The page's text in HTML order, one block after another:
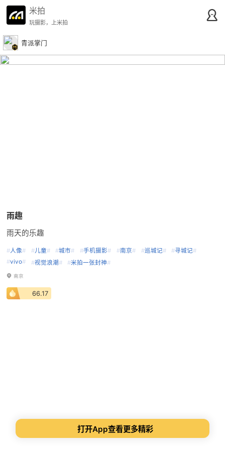
米拍
玩摄影，上米拍
青派掌门
雨趣
雨天的乐趣
#人像# #儿童# #城市# #手机摄影# #南京# #巡城记# #寻城记#
#vivo# #视觉浪潮# #米拍一张封神#
南京
66.17
打开App查看更多精彩